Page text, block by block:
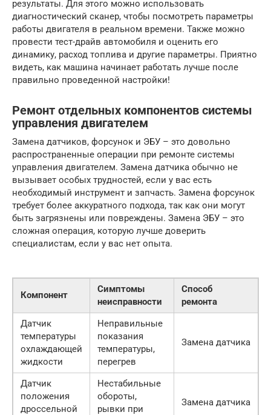
результаты. Для этого можно использовать
диагностический сканер, чтобы посмотреть параметры
работы двигателя в реальном времени. Также можно
провести тест-драйв автомобиля и оценить его
динамику, расход топлива и другие параметры. Приятно
видеть, как машина начинает работать лучше после
правильно проведенной настройки!
Ремонт отдельных компонентов системы
управления двигателем
Замена датчиков, форсунок и ЭБУ – это довольно
распространенные операции при ремонте системы
управления двигателем. Замена датчика обычно не
вызывает особых трудностей, если у вас есть
необходимый инструмент и запчасть. Замена форсунок
требует более аккуратного подхода, так как они могут
быть загрязнены или повреждены. Замена ЭБУ – это
сложная операция, которую лучше доверить
специалистам, если у вас нет опыта.
Компонент
Симптомы
неисправности
Способ
ремонта
Датчик
температуры
охлаждающей
жидкости
Неправильные
показания
температуры,
перегрев
Замена датчика
Датчик
положения
дроссельной
Нестабильные
обороты,
рывки при
Замена датчика